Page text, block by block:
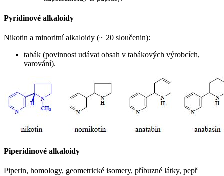
Pyridinové alkaloidy
Nikotin a minoritní alkaloidy (~ 20 sloučenin):
tabák (povinnost udávat obsah v tabákových výrobcích,
varování).
Piperidinové alkaloidy
Piperin, homology, geometrické isomery, příbuzné látky, pepř